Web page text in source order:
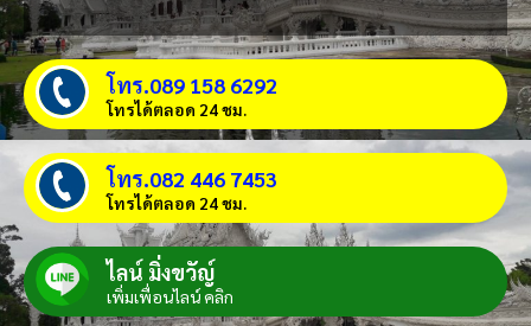
โทร.089 158 6292
โทรได้ตลอด 24 ชม.
โทร.082 446 7453
โทรได้ตลอด 24 ชม.
ไลน์ มิ่งขวัญ์
เพิ่มเพื่อนไลน์ คลิก